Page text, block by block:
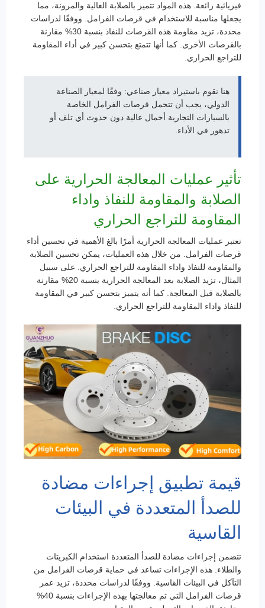
فيزيائية رائعة. هذه المواد تتميز بالصلابة العالية والمرونة، مما
يجعلها مناسبة للاستخدام في قرصات الفرامل. ووفقًا لدراسات
محددة، تزيد مقاومة هذه القرصات للنفاذ بنسبة 30% مقارنة
بالقرصات الأخرى. كما أنها تتمتع بتحسن كبير في أداء المقاومة
للتراجع الحراري.
هنا نقوم باستيراد معيار صناعي: وفقًا لمعيار الصناعة
الدولي، يجب أن تتحمل قرصات الفرامل الخاصة
بالسيارات التجارية أحمال عالية دون حدوث أي تلف أو
تدهور في الأداء.
تأثير عمليات المعالجة الحرارية على
الصلابة والمقاومة للنفاذ واداء
المقاومة للتراجع الحراري
تعتبر عمليات المعالجة الحرارية أمرًا بالغ الأهمية في تحسين أداء
قرصات الفرامل. من خلال هذه العمليات، يمكن تحسين الصلابة
والمقاومة للنفاذ واداء المقاومة للتراجع الحراري. على سبيل
المثال، تزيد الصلابة بعد المعالجة الحرارية بنسبة 20% مقارنة
بالصلابة قبل المعالجة. كما أنه يتميز بتحسن كبير في المقاومة
للنفاذ واداء المقاومة للتراجع الحراري.
قيمة تطبيق إجراءات مضادة
للصدأ المتعددة في البيئات
القاسية
تتضمن إجراءات مضادة للصدأ المتعددة استخدام الكبريتات
والطلاء. هذه الإجراءات تساعد في حماية قرصات الفرامل من
التآكل في البيئات القاسية. ووفقًا لدراسات محددة، تزيد عمر
قرصات الفرامل التي تم معالجتها بهذه الإجراءات بنسبة 40%